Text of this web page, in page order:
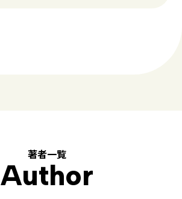
著者一覧
Author